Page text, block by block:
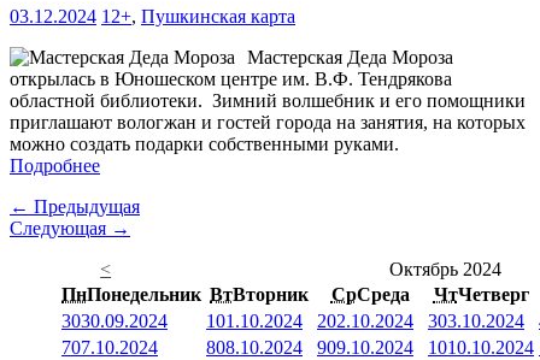
03.12.2024 12+, Пушкинская карта
Мастерская Деда Мороза
открылась в Юношеском центре им. В.Ф. Тендрякова
областной библиотеки. Зимний волшебник и его помощники
приглашают вологжан и гостей города на занятия, на которых
можно создать подарки собственными руками.
Подробнее
← Предыдущая
Следующая →
<
Октябрь 2024
ПнПонедельник ВтВторник СрСреда ЧтЧетверг
3030.09.2024 101.10.2024 202.10.2024 303.10.2024
707.10.2024 808.10.2024 909.10.2024 1010.10.2024